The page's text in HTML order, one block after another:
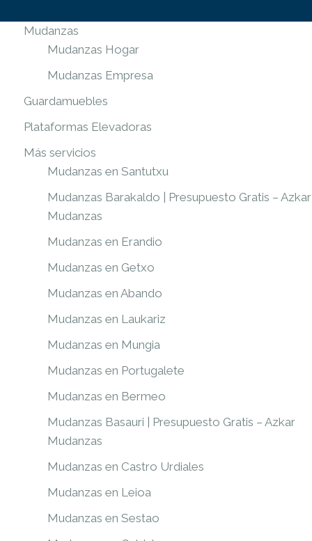
Mudanzas
Mudanzas Hogar
Mudanzas Empresa
Guardamuebles
Plataformas Elevadoras
Más servicios
Mudanzas en Santutxu
Mudanzas Barakaldo | Presupuesto Gratis – Azkar
Mudanzas
Mudanzas en Erandio
Mudanzas en Getxo
Mudanzas en Abando
Mudanzas en Laukariz
Mudanzas en Mungia
Mudanzas en Portugalete
Mudanzas en Bermeo
Mudanzas Basauri | Presupuesto Gratis – Azkar
Mudanzas
Mudanzas en Castro Urdiales
Mudanzas en Leioa
Mudanzas en Sestao